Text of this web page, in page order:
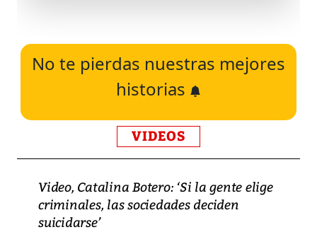
No te pierdas nuestras mejores
historias
VIDEOS
Video, Catalina Botero: ‘Si la gente elige
criminales, las sociedades deciden
suicidarse’